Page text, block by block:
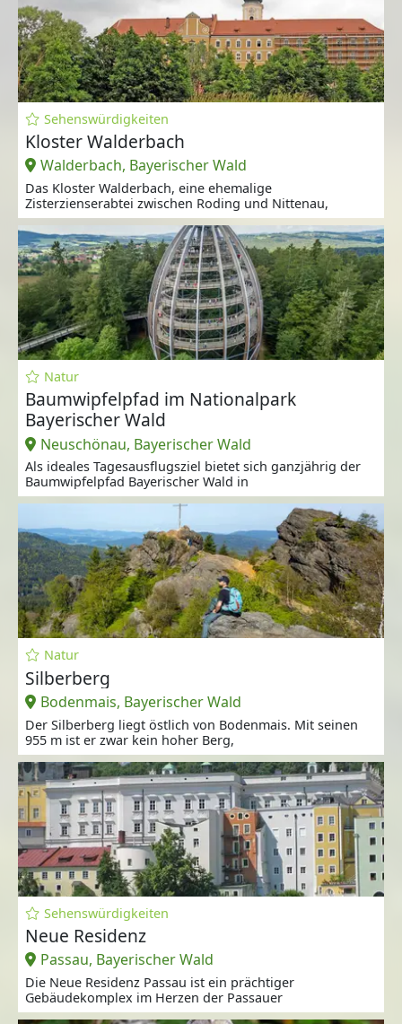
Sehenswürdigkeiten
Kloster Walderbach
Walderbach, Bayerischer Wald
Das Kloster Walderbach, eine ehemalige
Zisterzienserabtei zwischen Roding und Nittenau,
Natur
Baumwipfelpfad im Nationalpark
Bayerischer Wald
Neuschönau, Bayerischer Wald
Als ideales Tagesausflugsziel bietet sich ganzjährig der
Baumwipfelpfad Bayerischer Wald in
Natur
Silberberg
Bodenmais, Bayerischer Wald
Der Silberberg liegt östlich von Bodenmais. Mit seinen
955 m ist er zwar kein hoher Berg,
Sehenswürdigkeiten
Neue Residenz
Passau, Bayerischer Wald
Die Neue Residenz Passau ist ein prächtiger
Gebäudekomplex im Herzen der Passauer